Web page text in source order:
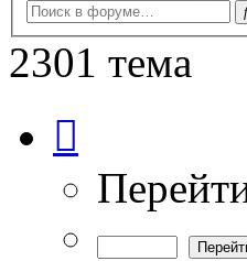
2301 тема
из